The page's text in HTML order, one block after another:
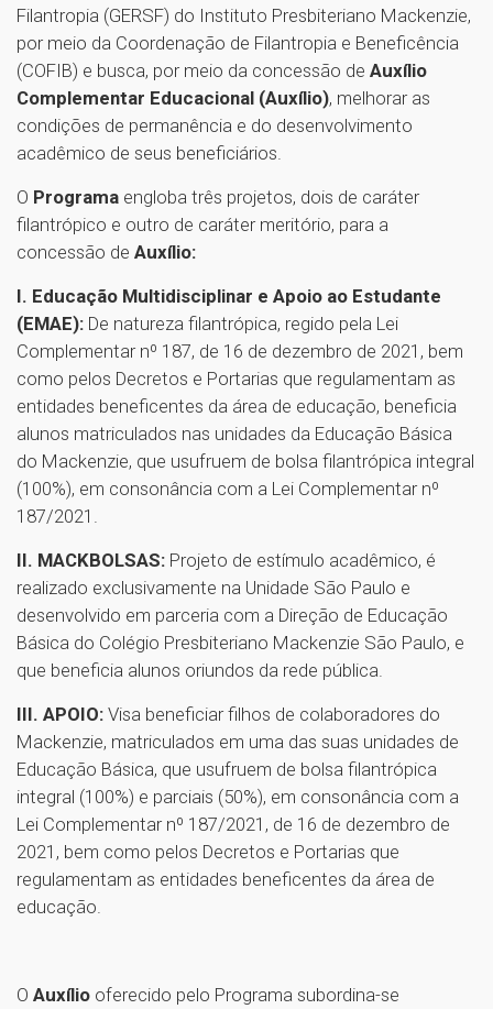
Filantropia (GERSF) do Instituto Presbiteriano Mackenzie,
por meio da Coordenação de Filantropia e Beneficência
(COFIB) e busca, por meio da concessão de Auxílio
Complementar Educacional (Auxílio), melhorar as
condições de permanência e do desenvolvimento
acadêmico de seus beneficiários.
O Programa engloba três projetos, dois de caráter
filantrópico e outro de caráter meritório, para a
concessão de Auxílio:
I. Educação Multidisciplinar e Apoio ao Estudante
(EMAE): De natureza filantrópica, regido pela Lei
Complementar nº 187, de 16 de dezembro de 2021, bem
como pelos Decretos e Portarias que regulamentam as
entidades beneficentes da área de educação, beneficia
alunos matriculados nas unidades da Educação Básica
do Mackenzie, que usufruem de bolsa filantrópica integral
(100%), em consonância com a Lei Complementar nº
187/2021.
II. MACKBOLSAS: Projeto de estímulo acadêmico, é
realizado exclusivamente na Unidade São Paulo e
desenvolvido em parceria com a Direção de Educação
Básica do Colégio Presbiteriano Mackenzie São Paulo, e
que beneficia alunos oriundos da rede pública.
III. APOIO: Visa beneficiar filhos de colaboradores do
Mackenzie, matriculados em uma das suas unidades de
Educação Básica, que usufruem de bolsa filantrópica
integral (100%) e parciais (50%), em consonância com a
Lei Complementar nº 187/2021, de 16 de dezembro de
2021, bem como pelos Decretos e Portarias que
regulamentam as entidades beneficentes da área de
educação.
O Auxílio oferecido pelo Programa subordina-se